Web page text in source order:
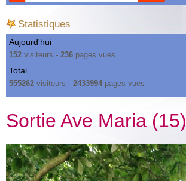
Statistiques
Aujourd'hui
152 visiteurs - 236 pages vues
Total
555262 visiteurs - 2433994 pages vues
Sortie Ave Maria (15)